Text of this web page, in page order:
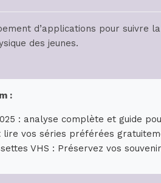
d’applications pour suivre la
des jeunes.
:
: analyse complète et guide
lire vos séries préférées
VHS : Préservez vos